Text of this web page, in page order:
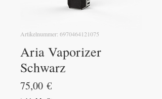
Artikelnummer: 6970464121075
Aria Vaporizer
Schwarz
75,00 €Preis